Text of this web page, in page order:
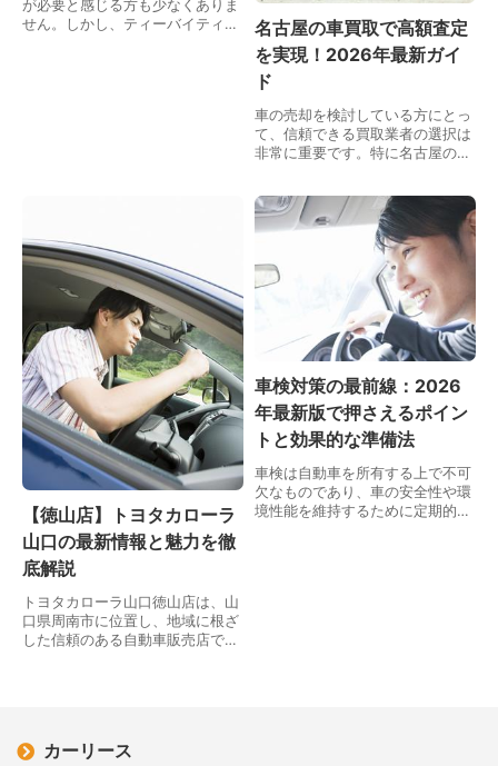
が必要と感じる方も少なくありま
せん。しかし、ティーバイティー
名古屋の車買取で高額査定
を実現！2026年最新ガイ
ド
車の売却を検討している方にとっ
て、信頼できる買取業者の選択は
非常に重要です。特に名古屋の地
から最も適した業者を見つけるこ
とは容易ではありませ…
【徳山店】トヨタカローラ
山口の最新情報と魅力を徹
底解説
トヨタカローラ山口徳山店は、山
口県周南市に位置し、地域に根ざ
した信頼のある自動車販売店で
車検対策の最前線：2026
年最新版で押さえるポイン
トと効果的な準備法
車検は自動車を所有する上で不可
欠なものであり、車の安全性や環
境性能を維持するために定期的に
カーリース